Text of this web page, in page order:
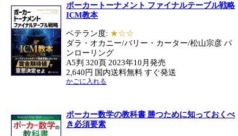
ポーカートーナメント ファイナルテーブル戦略
ICM教本
ベテラン度: ★☆☆
ダラ・オカニー/バリー・カーター/松山宗彦 パ
ンローリング
A5判 320頁 2023年10月発売
2,640円 国内送料無料 すぐ発送
かごに入れる
ポーカー数学の教科書 勝つために知っておくべ
き必須要素